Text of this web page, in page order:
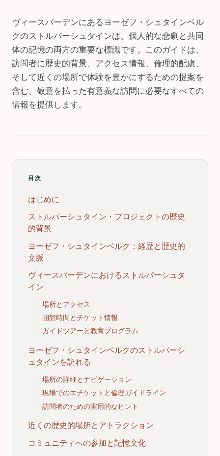
ヴィースバーデンにあるヨーゼフ・シュタインベル
クのストルパーシュタインは、個人的な悲劇と共同
体の記憶の両方の重要な標識です。このガイドは、
訪問者に歴史的背景、アクセス情報、倫理的配慮、
そして近くの場所で体験を豊かにするための提案を
含む、敬意を払った有意義な訪問に必要なすべての
情報を提供します。
目次
はじめに
ストルパーシュタイン・プロジェクトの歴史
的背景
ヨーゼフ・シュタインベルク：経歴と歴史的
文脈
ヴィースバーデンにおけるストルパーシュタ
イン
場所とアクセス
開館時間とチケット情報
ガイドツアーと教育プログラム
ヨーゼフ・シュタインベルクのストルパーシ
ュタインを訪れる
場所の詳細とナビゲーション
現場でのエチケットと倫理ガイドライン
訪問者のための実用的なヒント
近くの歴史的場所とアトラクション
コミュニティへの参加と記憶文化